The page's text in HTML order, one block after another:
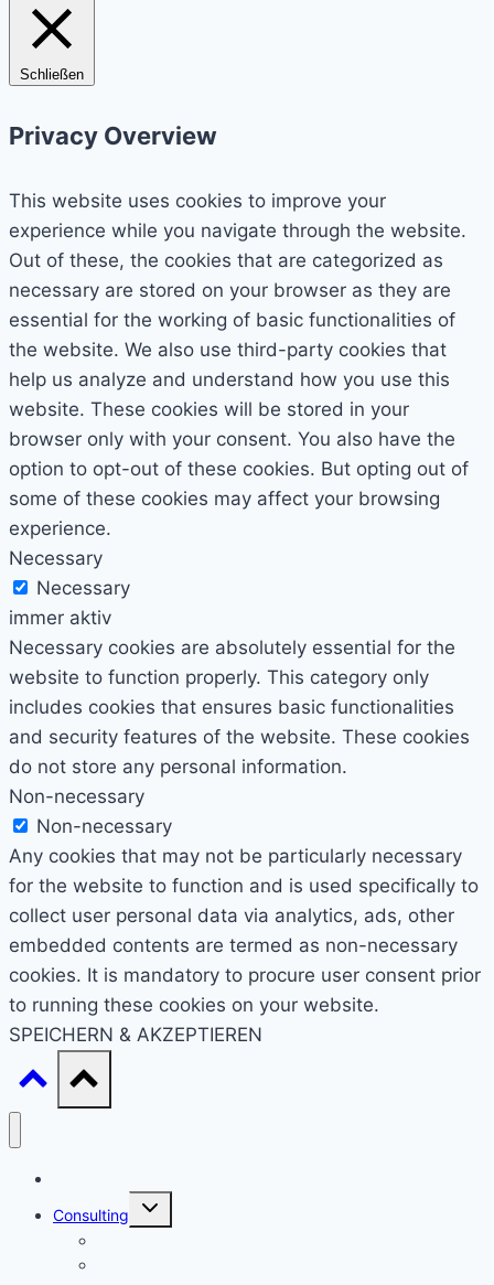
Schließen
Privacy Overview
This website uses cookies to improve your
experience while you navigate through the website.
Out of these, the cookies that are categorized as
necessary are stored on your browser as they are
essential for the working of basic functionalities of
the website. We also use third-party cookies that
help us analyze and understand how you use this
website. These cookies will be stored in your
browser only with your consent. You also have the
option to opt-out of these cookies. But opting out of
some of these cookies may affect your browsing
experience.
Necessary
Necessary
immer aktiv
Necessary cookies are absolutely essential for the
website to function properly. This category only
includes cookies that ensures basic functionalities
and security features of the website. These cookies
do not store any personal information.
Non-necessary
Non-necessary
Any cookies that may not be particularly necessary
for the website to function and is used specifically to
collect user personal data via analytics, ads, other
embedded contents are termed as non-necessary
cookies. It is mandatory to procure user consent prior
to running these cookies on your website.
SPEICHERN & AKZEPTIEREN
Consulting
Untermenü